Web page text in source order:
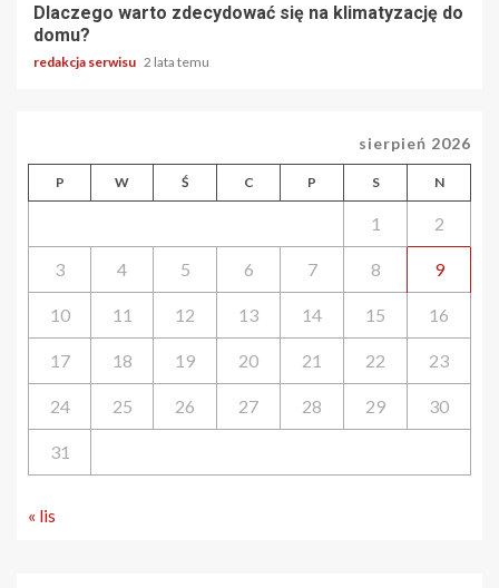
Dlaczego warto zdecydować się na klimatyzację do
domu?
redakcja serwisu 2 lata temu
sierpień 2026
P W Ś C P S N
1 2
3 4 5 6 7 8 9
10 11 12 13 14 15 16
17 18 19 20 21 22 23
24 25 26 27 28 29 30
31
« lis